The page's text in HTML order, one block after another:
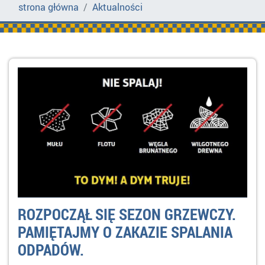
strona główna Aktualności
ROZPOCZĄŁ SIĘ SEZON GRZEWCZY.
PAMIĘTAJMY O ZAKAZIE SPALANIA
ODPADÓW.